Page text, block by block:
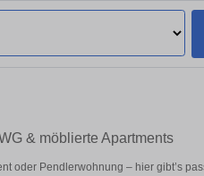
& möblierte Apartments
oder Pendlerwohnung – hier gibt’s